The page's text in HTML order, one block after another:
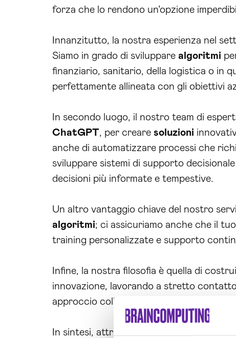
forza che lo rendono un’opzione
Innanzitutto, la nostra esperienza nel
Siamo in grado di sviluppare algoritmi
finanziario, sanitario, della logistica o in
perfettamente allineata con gli obiettivi
In secondo luogo, il nostro team di
ChatGPT, per creare soluzioni
anche di automatizzare processi che
sviluppare sistemi di supporto
decisioni più informate e tempestive.
Un altro vantaggio chiave del nostro
algoritmi; ci assicuriamo anche che il
training personalizzate e supporto
Infine, la nostra filosofia è quella di
innovazione, lavorando a stretto
approccio collaborativo ci consente di
In sintesi, attraverso il nostro servizio di